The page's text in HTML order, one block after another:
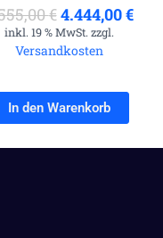
€4.444,00€
inkl. 19 % MwSt. zzgl.
Versandkosten
In den Warenkorb